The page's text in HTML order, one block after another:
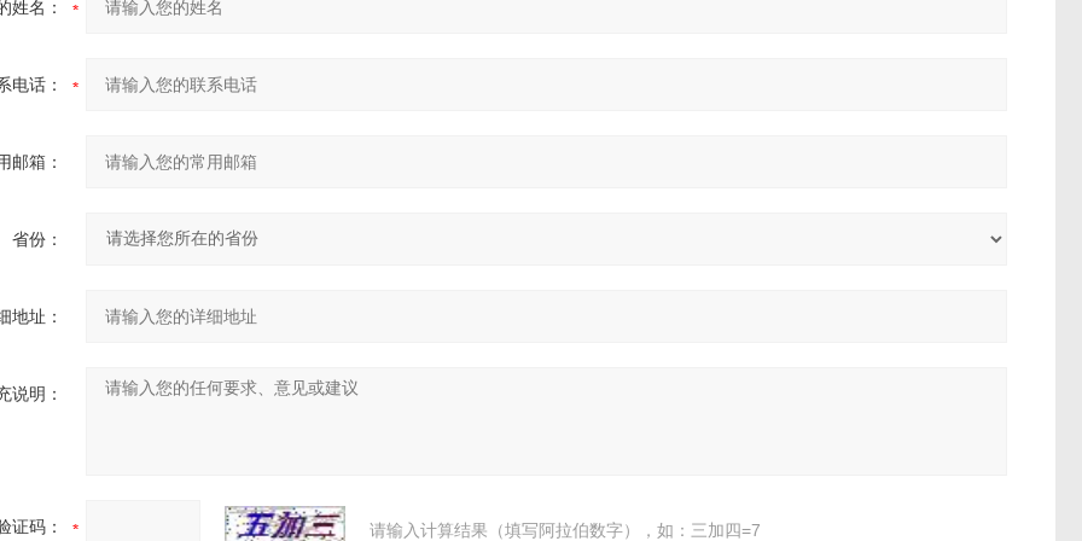
姓名：
电话：
邮箱：
省份：
地址：
说明：
证码： 请输入计算结果（填写阿拉伯数字），如：三加四=7